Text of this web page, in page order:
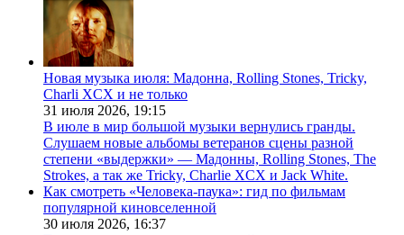
Новая музыка июля: Мадонна, Rolling Stones, Tricky,
Charli XCX и не только
31 июля 2026, 19:15
В июле в мир большой музыки вернулись гранды.
Слушаем новые альбомы ветеранов сцены разной
степени «выдержки» — Мадонны, Rolling Stones, The
Strokes, а так же Tricky, Charlie XCX и Jack White.
Как смотреть «Человека-паука»: гид по фильмам
популярной киновселенной
30 июля 2026, 16:37